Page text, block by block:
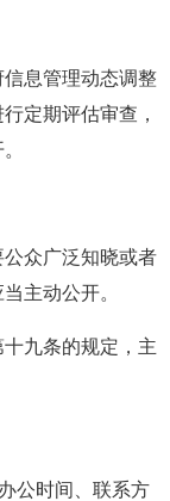
息管理动态调整
定期评估审查，
众广泛知晓或者
主动公开。
九条的规定，主
公时间、联系方